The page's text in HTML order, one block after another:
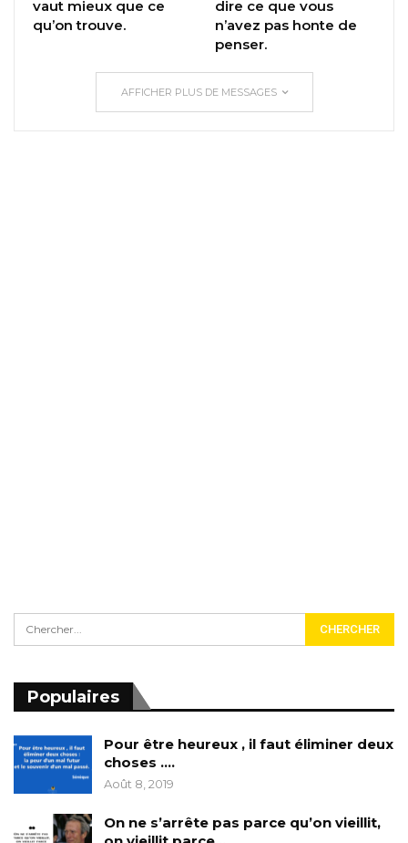
vaut mieux que ce
qu’on trouve.
dire ce que vous
n’avez pas honte de
penser.
AFFICHER PLUS DE MESSAGES
Populaires
Pour être heureux , il faut éliminer deux
choses ….
Août 8, 2019
On ne s’arrête pas parce qu’on vieillit,